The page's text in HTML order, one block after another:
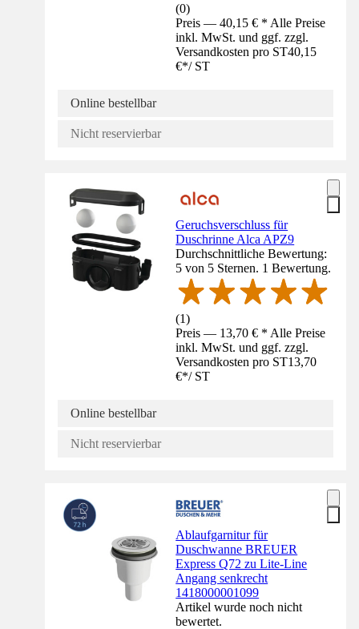
(0)
Preis — 40,15 € * Alle Preise
inkl. MwSt. und ggf. zzgl.
Versandkosten pro ST40,15
€*/ ST
Online bestellbar
Nicht reservierbar
Geruchsverschluss für
Duschrinne Alca APZ9
Durchschnittliche Bewertung:
5 von 5 Sternen. 1 Bewertung.
(1)
Preis — 13,70 € * Alle Preise
inkl. MwSt. und ggf. zzgl.
Versandkosten pro ST13,70
€*/ ST
Online bestellbar
Nicht reservierbar
Ablaufgarnitur für
Duschwanne BREUER
Express Q72 zu Lite-Line
Angang senkrecht
1418000001099
Artikel wurde noch nicht
bewertet.